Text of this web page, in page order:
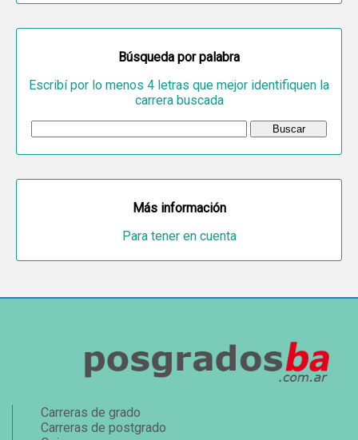
Búsqueda por palabra
Escribí por lo menos 4 letras que mejor identifiquen la
carrera buscada
Más información
Para tener en cuenta
Carreras de grado
Carreras de postgrado